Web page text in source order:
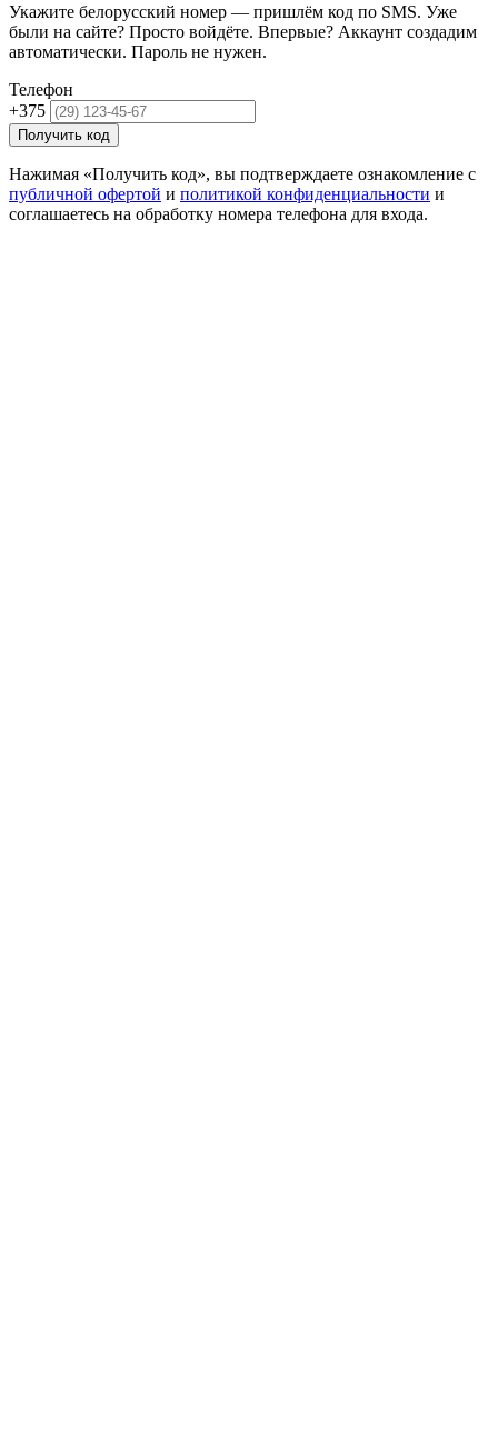
Укажите белорусский номер — пришлём код по SMS. Уже
были на сайте? Просто войдёте. Впервые? Аккаунт создадим
автоматически. Пароль не нужен.
Телефон
+375
Получить код
Нажимая «Получить код», вы подтверждаете ознакомление с
публичной офертой и политикой конфиденциальности и
соглашаетесь на обработку номера телефона для входа.